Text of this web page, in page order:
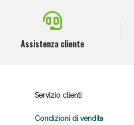
Assistenza cliente
Servizio clienti
Condizioni di vendita